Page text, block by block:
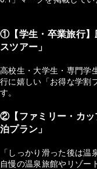
①【学生・卒業旅行】
スツアー」
高校生・大学生・専門学
行に嬉しい「お得な学割
す。
②【ファミリー・カッ
泊プラン」
「しっかり滑った後は
自慢の温泉旅館やリゾー